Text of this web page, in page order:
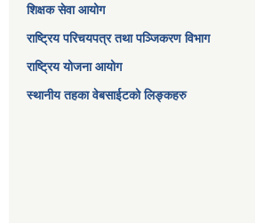
शिक्षक सेवा आयोग
राष्ट्रिय परिचयपत्र तथा पञ्जिकरण विभाग
राष्ट्रिय योजना आयोग
स्थानीय तहका वेबसाईटको लिङ्कहरु